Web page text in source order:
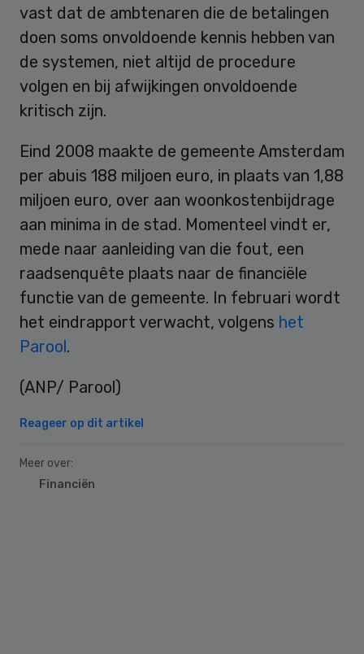
vast dat de ambtenaren die de betalingen
doen soms onvoldoende kennis hebben van
de systemen, niet altijd de procedure
volgen en bij afwijkingen onvoldoende
kritisch zijn.
Eind 2008 maakte de gemeente Amsterdam
per abuis 188 miljoen euro, in plaats van 1,88
miljoen euro, over aan woonkostenbijdrage
aan minima in de stad. Momenteel vindt er,
mede naar aanleiding van die fout, een
raadsenquête plaats naar de financiële
functie van de gemeente. In februari wordt
het eindrapport verwacht, volgens het
Parool.
(ANP/ Parool)
Reageer op dit artikel
Meer over:
Financiën